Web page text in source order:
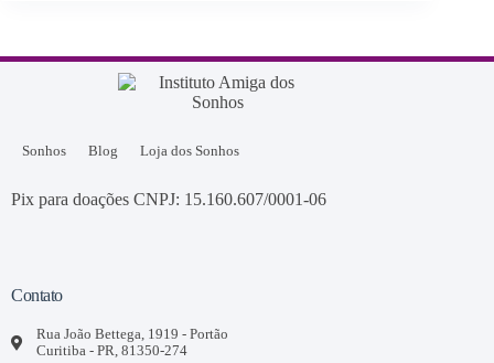
Sonhos Blog Loja dos Sonhos
Pix para doações CNPJ: 15.160.607/0001-06
Contato
Rua João Bettega, 1919 - Portão
Curitiba - PR, 81350-274